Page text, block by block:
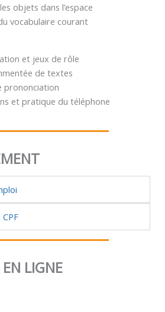
objets dans l’espace
vocabulaire courant
et jeux de rôle
de textes
prononciation
et pratique du téléphone
LIGNE